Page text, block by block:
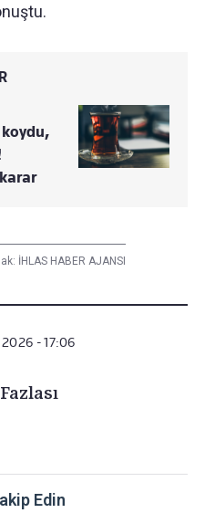
İHLAS HABER AJANSI
- 17:06
Edin